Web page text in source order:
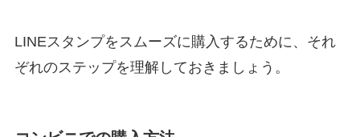
LINEスタンプをスムーズに購入するために、それ
ぞれのステップを理解しておきましょう。